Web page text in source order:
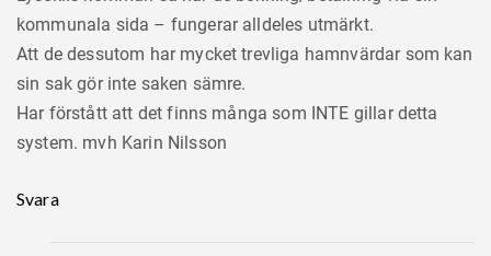
kommunala sida – fungerar alldeles utmärkt.
Att de dessutom har mycket trevliga hamnvärdar som kan
sin sak gör inte saken sämre.
Har förstått att det finns många som INTE gillar detta
system. mvh Karin Nilsson
Svara